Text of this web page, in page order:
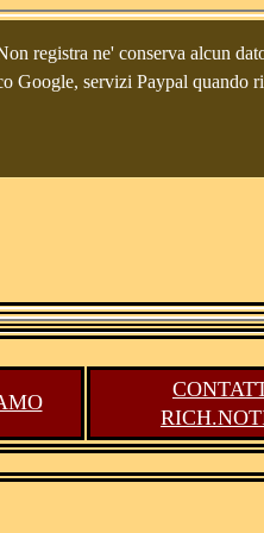
registra ne' conserva alcun
Google, servizi Paypal quando
0432 229741, +39